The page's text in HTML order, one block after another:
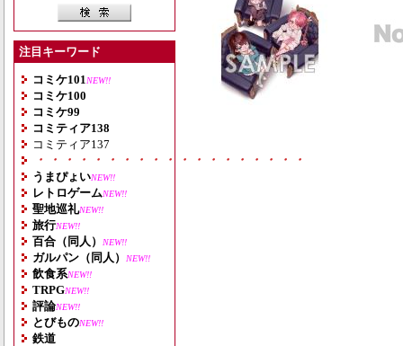
注目キーワード
コミケ101 NEW!!
コミケ100
コミケ99
コミティア138
コミティア137
・・・・・・・・・・・・・・・・・・・
うまぴょいNEW!!
レトロゲームNEW!!
聖地巡礼NEW!!
旅行NEW!!
百合（同人） NEW!!
ガルパン（同人） NEW!!
飲食系NEW!!
TRPGNEW!!
評論NEW!!
とびものNEW!!
鉄道